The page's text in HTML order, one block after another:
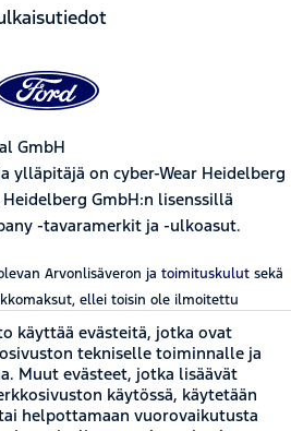
GmbH
ylläpitäjä on cyber-Wear Heidelberg
Heidelberg GmbH:n lisenssillä
-tavaramerkit ja -ulkoasut.
Arvonlisäveron ja toimituskulutsekä
ellei toisin ole ilmoitettu
käyttää evästeitä, jotka ovat
tekniselle toiminnalle ja
Muut evästeet, jotka lisäävät
käytössä, käytetään
helpottamaan vuorovaikutusta